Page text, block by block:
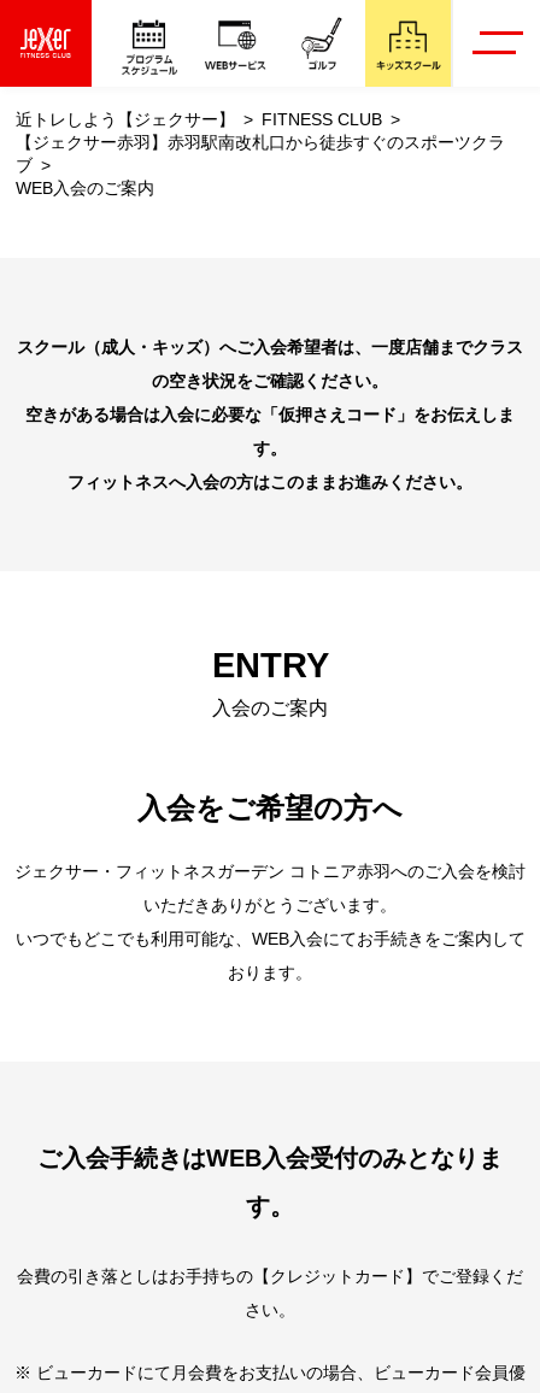
近トレしよう【ジェクサー】
FITNESS CLUB
【ジェクサー赤羽】赤羽駅南改札口から徒歩すぐのスポーツクラ
ブ
WEB入会のご案内
スクール（成人・キッズ）へご入会希望者は、一度店舗までクラス
の空き状況をご確認ください。
空きがある場合は入会に必要な「仮押さえコード」をお伝えしま
す。
フィットネスへ入会の方はこのままお進みください。
ENTRY
入会のご案内
入会をご希望の方へ
ジェクサー・フィットネスガーデン コトニア赤羽へのご入会を検討
いただきありがとうございます。
いつでもどこでも利用可能な、WEB入会にてお手続きをご案内して
おります。
ご入会手続きはWEB入会受付のみとなりま
す。
会費の引き落としはお手持ちの【クレジットカード】でご登録くだ
さい。
※ ビューカードにて月会費をお支払いの場合、ビューカード会員優